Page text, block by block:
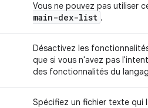
Vous ne pouvez pas utiliser
main-dex-list .
Désactivez les
que si vous n'avez pas
des fonctionnalités du
Spécifiez un fichier texte qui